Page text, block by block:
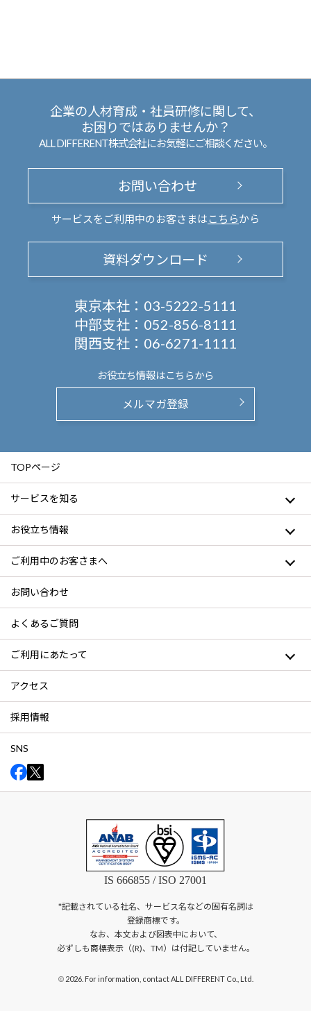
企業の人材育成・社員研修に関して、
お困りではありませんか？
ALL DIFFERENT株式会社にお気軽にご相談ください。
お問い合わせ
サービスをご利用中のお客さまは こちらから
資料ダウンロード
東京本社： 03-5222-5111
中部支社： 052-856-8111
関西支社： 06-6271-1111
お役立ち情報はこちらから
メルマガ登録
TOPページ
サービスを知る
お役立ち情報
ご利用中のお客さまへ
お問い合わせ
よくあるご質問
ご利用にあたって
アクセス
採用情報
SNS
IS 666855 / ISO 27001
*記載されている社名、サービス名などの固有名詞は
登録商標です。
なお、本文および図表中において、
必ずしも商標表示（(R)、TM）は付記していません。
©2026. For information, contact ALL DIFFERENT Co., Ltd.